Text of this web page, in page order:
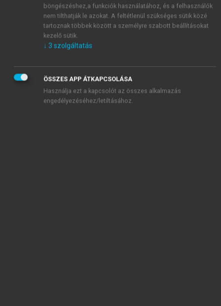
böngészéshez,a funkciók használatához, és a felhasználók
nem tilthatják le azokat. A feltétlenül szükséges sütik közé
tartoznak többek között a személyre szabott beállításokat
kezelő sütik.
↓ 3 szolgáltatás
ÖSSZES APP ÁTKAPCSOLÁSA
Használja ezt a kapcsolót az összes alkalmazás
engedélyezéséhez/letiltásához.